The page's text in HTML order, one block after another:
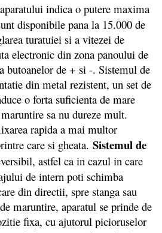
indica o putere maxima
disponibile pana la 15.000 de
turatuiei si a vitezei de
electronic din zona panoului de
butoanelor de + si -. Sistemul de
din metal rezistent, un set de
o forta suficienta de mare
sa nu dureze mult.
rapida a mai multor
care si gheata. Sistemul de
astfel ca in cazul in care
de intern poti schimba
din directii, spre stanga sau
maruntire, aparatul se prinde de
fixa, cu ajutorul picioruselor